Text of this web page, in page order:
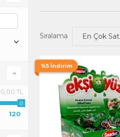
Sıralama
%5 İndirim
TL
120